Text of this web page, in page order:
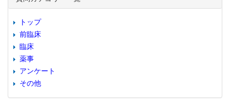
トップ
前臨床
臨床
薬事
アンケート
その他